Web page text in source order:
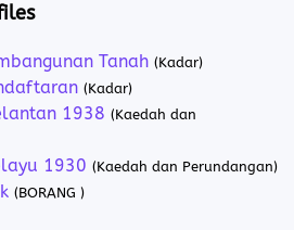
Tanah (Kadar)
(Kadar)
1938 (Kaedah dan
1930 (Kaedah dan Perundangan)
(BORANG )